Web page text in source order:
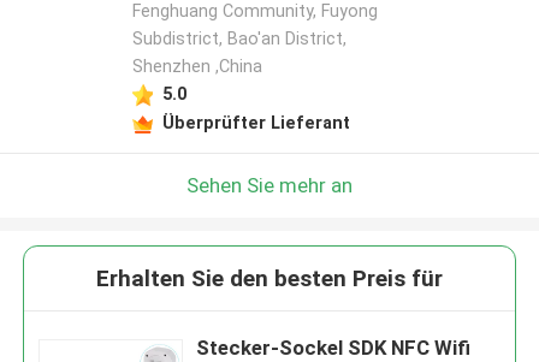
Fenghuang Community, Fuyong
Subdistrict, Bao'an District,
Shenzhen ,China
5.0
Überprüfter Lieferant
Sehen Sie mehr an
Erhalten Sie den besten Preis für
Stecker-Sockel SDK NFC Wifi